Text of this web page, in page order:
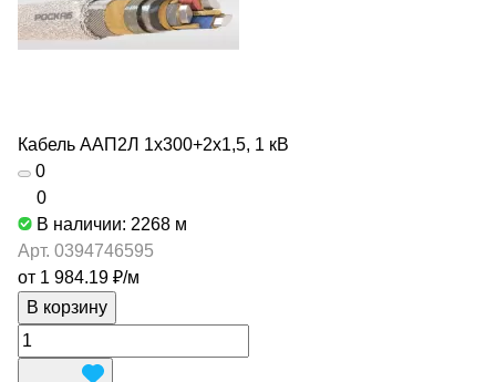
Кабель ААП2Л 1х300+2х1,5, 1 кВ
0
0
В наличии: 2268 м
Арт. 0394746595
от 1 984.19 ₽/м
В корзину